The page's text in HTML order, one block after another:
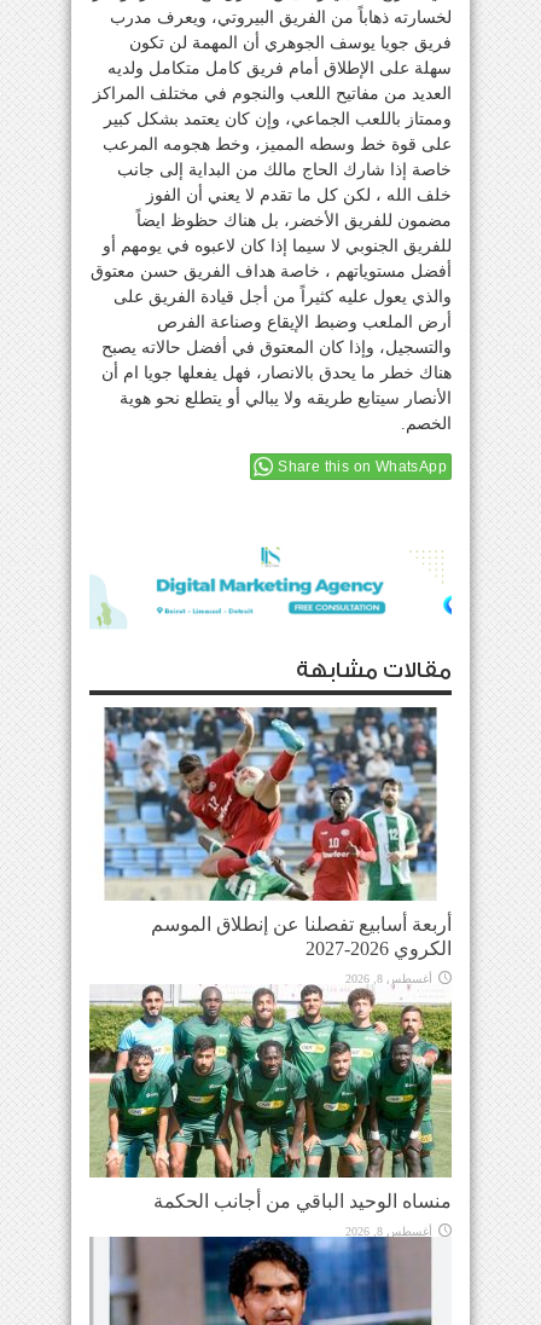
لخسارته ذهاباً من الفريق البيروتي، ويعرف مدرب
فريق جويا يوسف الجوهري أن المهمة لن تكون
سهلة على الإطلاق أمام فريق كامل متكامل ولديه
العديد من مفاتيح اللعب والنجوم في مختلف المراكز
وممتاز باللعب الجماعي، وإن كان يعتمد بشكل كبير
على قوة خط وسطه المميز، وخط هجومه المرعب
خاصة إذا شارك الحاج مالك من البداية إلى جانب
خلف الله ، لكن كل ما تقدم لا يعني أن الفوز
مضمون للفريق الأخضر، بل هناك حظوظ ايضاً
للفريق الجنوبي لا سيما إذا كان لاعبوه في يومهم أو
أفضل مستوياتهم ، خاصة هداف الفريق حسن معتوق
والذي يعول عليه كثيراً من أجل قيادة الفريق على
أرض الملعب وضبط الإيقاع وصناعة الفرص
والتسجيل، وإذا كان المعتوق في أفضل حالاته يصبح
هناك خطر ما يحدق بالانصار، فهل يفعلها جويا ام أن
الأنصار سيتابع طريقه ولا يبالي أو يتطلع نحو هوية
الخصم.
Share this on WhatsApp
مقالات مشابهة
أربعة أسابيع تفصلنا عن إنطلاق الموسم
الكروي 2026-2027
أغسطس 8, 2026
منساه الوحيد الباقي من أجانب الحكمة
أغسطس 8, 2026